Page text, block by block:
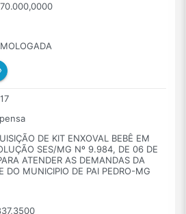
17
DE KIT ENXOVAL BEBÊ EM
SES/MG Nº 9.984, DE 06 DE
ATENDER AS DEMANDAS DA
DO MUNICIPIO DE PAI PEDRO-MG